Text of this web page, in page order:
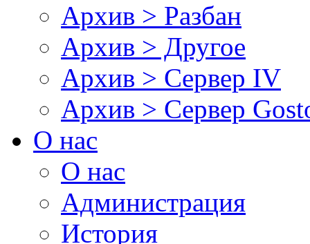
Архив > Разбан
Архив > Другое
Архив > Сервер IV
Архив > Сервер
О нас
О нас
Администрация
История